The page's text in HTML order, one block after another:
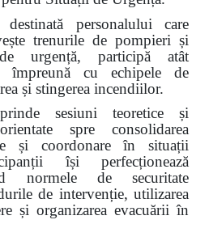
destinată personalului care
trenurile de pompieri și
urgență, participă atât
împreună cu echipele de
și stingerea incendiilor.
sesiuni teoretice și
spre consolidarea
și coordonare în situații
își perfecționează
normele de securitate
de intervenție, utilizarea
și organizarea evacuării în